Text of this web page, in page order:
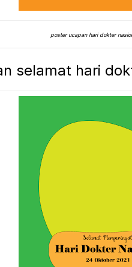
poster ucapan hari dokter
selamat hari